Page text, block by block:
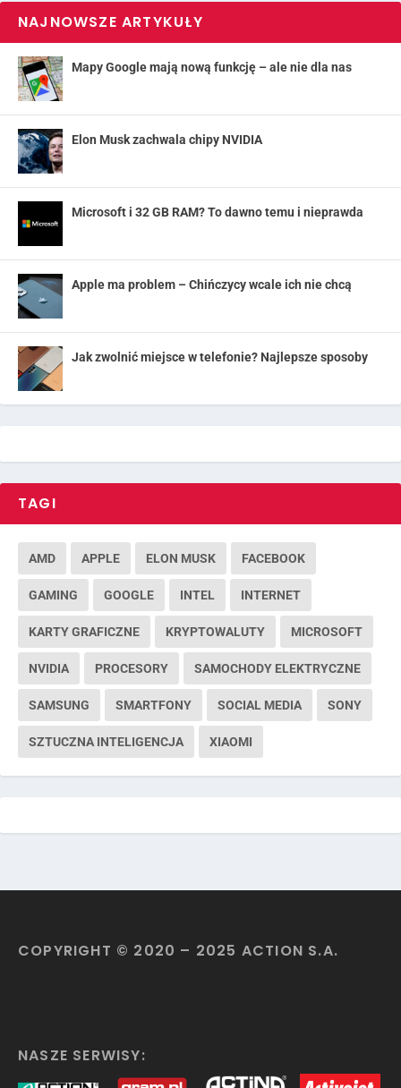
NAJNOWSZE ARTYKUŁY
Mapy Google mają nową funkcję – ale nie dla nas
Elon Musk zachwala chipy NVIDIA
Microsoft i 32 GB RAM? To dawno temu i nieprawda
Apple ma problem – Chińczycy wcale ich nie chcą
Jak zwolnić miejsce w telefonie? Najlepsze sposoby
TAGI
AMD APPLE ELON MUSK FACEBOOK
GAMING GOOGLE INTEL INTERNET
KARTY GRAFICZNE KRYPTOWALUTY MICROSOFT
NVIDIA PROCESORY SAMOCHODY ELEKTRYCZNE
SAMSUNG SMARTFONY SOCIAL MEDIA SONY
SZTUCZNA INTELIGENCJA XIAOMI
COPYRIGHT © 2020 – 2025 ACTION S.A.
NASZE SERWISY: